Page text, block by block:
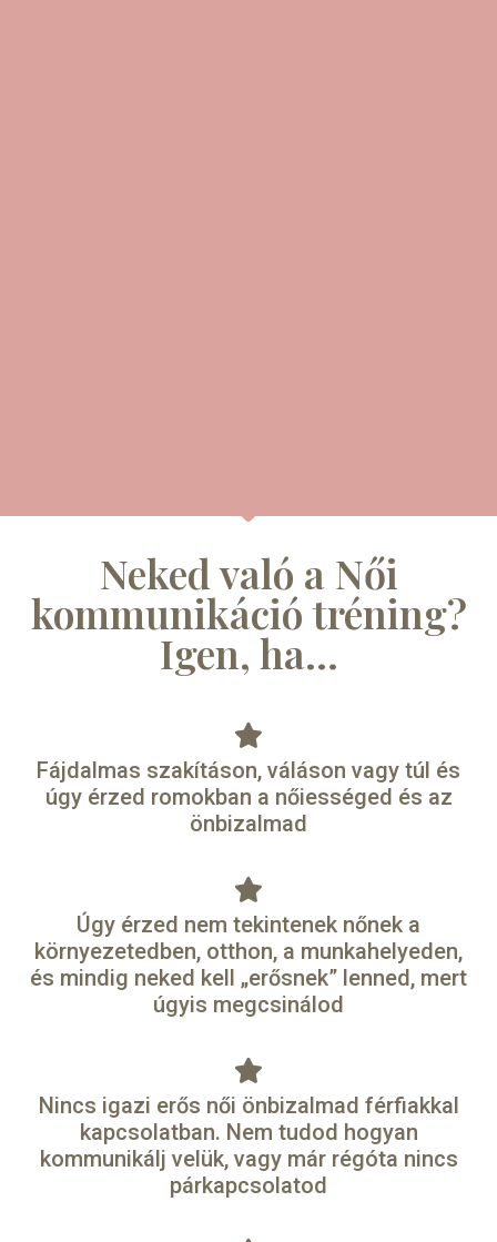
Neked való a Női
kommunikáció tréning?
Igen, ha...
Fájdalmas szakításon, váláson vagy túl és
úgy érzed romokban a nőiességed és az
önbizalmad
Úgy érzed nem tekintenek nőnek a
környezetedben, otthon, a munkahelyeden,
és mindig neked kell „erősnek” lenned, mert
úgyis megcsinálod
Nincs igazi erős női önbizalmad férfiakkal
kapcsolatban. Nem tudod hogyan
kommunikálj velük, vagy már régóta nincs
párkapcsolatod